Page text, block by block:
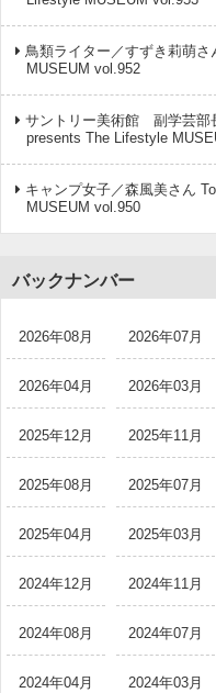
鳥類ライター／すずき莉萌
MUSEUM vol.952
サントリー美術館 副学芸部
presents The Lifestyle
キャンプ女子／森風美さん
MUSEUM vol.950
バックナンバー
2026年08月 2026年07月
2026年04月 2026年03月
2025年12月 2025年11月
2025年08月 2025年07月
2025年04月 2025年03月
2024年12月 2024年11月
2024年08月 2024年07月
2024年04月 2024年03月